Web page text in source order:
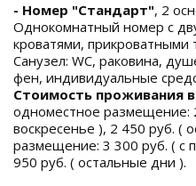
- Номер "Стандарт", 2
Однокомнатный номер с
кроватями,
Санузел: WC, раковина,
фен, индивидуальные
Стоимость проживания
одноместное размещение:
воскресенье ), 2 450 руб. (
размещение: 3 300 руб. ( с
950 руб. ( остальные дни ).